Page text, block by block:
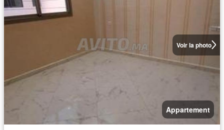
Voir la photo
Appartement